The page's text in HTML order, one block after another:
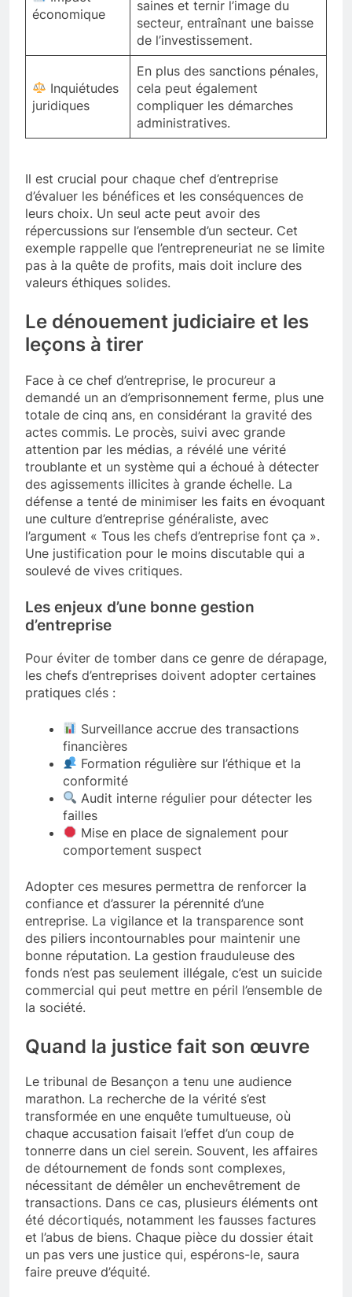
économique
saines et ternir l’image du
secteur, entraînant une baisse
de l’investissement.
Inquiétudes
juridiques
En plus des sanctions pénales,
cela peut également
compliquer les démarches
administratives.
Il est crucial pour chaque chef d’entreprise
d’évaluer les bénéfices et les conséquences de
leurs choix. Un seul acte peut avoir des
répercussions sur l’ensemble d’un secteur. Cet
exemple rappelle que l’entrepreneuriat ne se limite
pas à la quête de profits, mais doit inclure des
valeurs éthiques solides.
Le dénouement judiciaire et les
leçons à tirer
Face à ce chef d’entreprise, le procureur a
demandé un an d’emprisonnement ferme, plus une
totale de cinq ans, en considérant la gravité des
actes commis. Le procès, suivi avec grande
attention par les médias, a révélé une vérité
troublante et un système qui a échoué à détecter
des agissements illicites à grande échelle. La
défense a tenté de minimiser les faits en évoquant
une culture d’entreprise généraliste, avec
l’argument « Tous les chefs d’entreprise font ça ».
Une justification pour le moins discutable qui a
soulevé de vives critiques.
Les enjeux d’une bonne gestion
d’entreprise
Pour éviter de tomber dans ce genre de dérapage,
les chefs d’entreprises doivent adopter certaines
pratiques clés :
Surveillance accrue des transactions
financières
Formation régulière sur l’éthique et la
conformité
Audit interne régulier pour détecter les
failles
Mise en place de signalement pour
comportement suspect
Adopter ces mesures permettra de renforcer la
confiance et d’assurer la pérennité d’une
entreprise. La vigilance et la transparence sont
des piliers incontournables pour maintenir une
bonne réputation. La gestion frauduleuse des
fonds n’est pas seulement illégale, c’est un suicide
commercial qui peut mettre en péril l’ensemble de
la société.
Quand la justice fait son œuvre
Le tribunal de Besançon a tenu une audience
marathon. La recherche de la vérité s’est
transformée en une enquête tumultueuse, où
chaque accusation faisait l’effet d’un coup de
tonnerre dans un ciel serein. Souvent, les affaires
de détournement de fonds sont complexes,
nécessitant de démêler un enchevêtrement de
transactions. Dans ce cas, plusieurs éléments ont
été décortiqués, notamment les fausses factures
et l’abus de biens. Chaque pièce du dossier était
un pas vers une justice qui, espérons-le, saura
faire preuve d’équité.